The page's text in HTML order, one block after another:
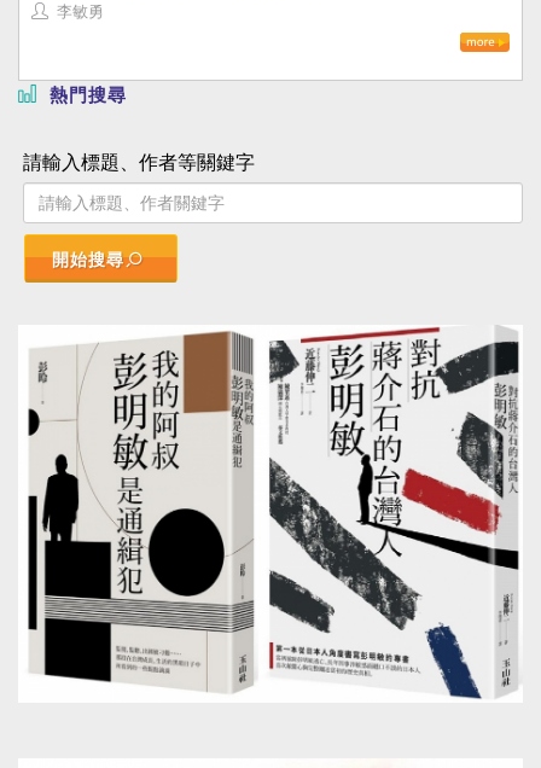
查，幾乎都敬陪末座，遇各種狀況則推給中央，
如果真的讓黃當市長，是否會「柯規黃隨」，成
值得慎思！ （退休教師）
李敏勇
熱門搜尋
請輸入標題、作者等關鍵字
開始搜尋